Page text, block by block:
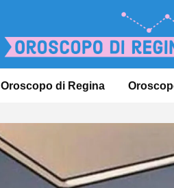
Oroscopo di Regina